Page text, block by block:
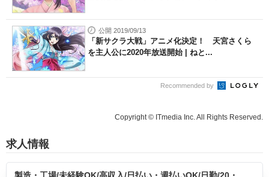
公開 2019/09/13
「新サクラ大戦」アニメ化決定！ 天宮さくら
を主人公に2020年放送開始 | ねと...
Recommended by
Copyright © ITmedia Inc. All Rights Reserved.
求人情報